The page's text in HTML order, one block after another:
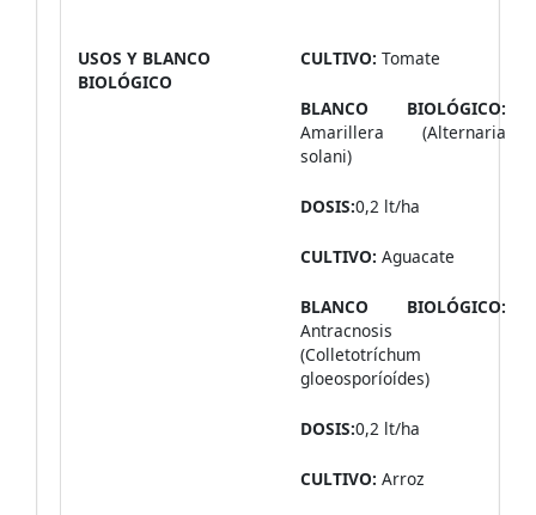
USOS Y BLANCO
BIOLÓGICO
CULTIVO: Tomate
BLANCO BIOLÓGICO:
Amarillera (Alternaria
solani)
DOSIS:0,2 lt/ha
CULTIVO: Aguacate
BLANCO BIOLÓGICO:
Antracnosis
(Colletotríchum
gloeosporíoídes)
DOSIS:0,2 lt/ha
CULTIVO: Arroz